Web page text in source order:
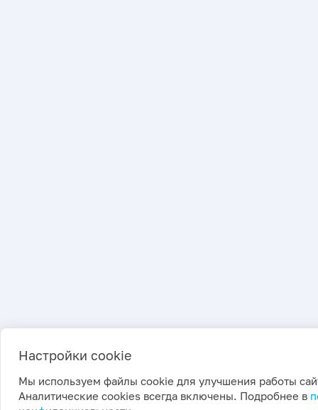
Настройки cookie
Мы используем файлы cookie для улучшения работы
Аналитические cookies всегда включены. Подробнее в